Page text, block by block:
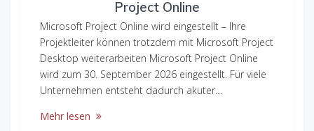
Project Online
Microsoft Project Online wird eingestellt – Ihre
Projektleiter können trotzdem mit Microsoft Project
Desktop weiterarbeiten Microsoft Project Online
wird zum 30. September 2026 eingestellt. Für viele
Unternehmen entsteht dadurch akuter…
Mehr lesen